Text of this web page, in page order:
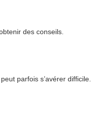
des conseils.
parfois s’avérer difficile.